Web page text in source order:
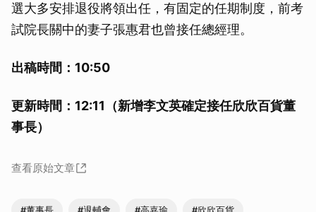
選大多安排退役將領出任，有固定的任期制度，前考
試院長關中的妻子張惠君也曾接任總經理。
出稿時間：10:50
更新時間：12:11（新增李文英確定接任欣欣百貨董
事長）
查看原始文章